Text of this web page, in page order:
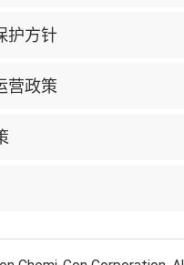
护方针
营政策